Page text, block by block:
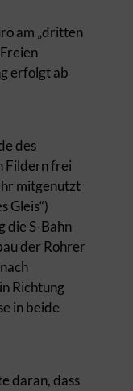
am „dritten
erfolgt ab
des
Fildern frei
mitgenutzt
Gleis“)
die S-Bahn
der Rohrer
Richtung
in beide
daran, dass